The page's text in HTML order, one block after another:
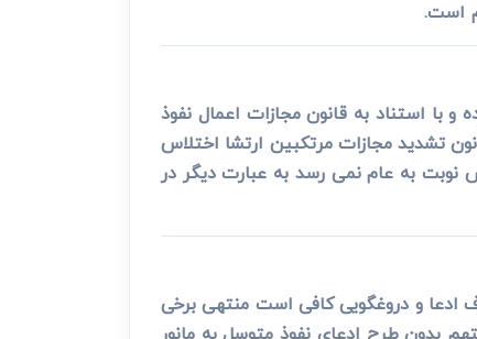
با استناد به قانون مجازات اعمال نفوذ
بوده و قانون تشدید مجازات مرتکبین ارتشا اختلاس
به عام نمی رسد به عبارت دیگر در
ادعا و دروغگویی کافی است منتهی برخی